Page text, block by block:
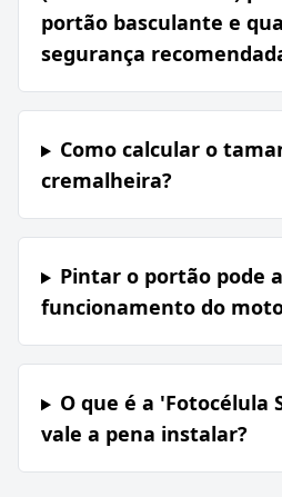
portão basculante e
segurança
Como calcular o
cremalheira?
Pintar o portão pode
funcionamento do
O que é a 'Fotocélula
vale a pena instalar?